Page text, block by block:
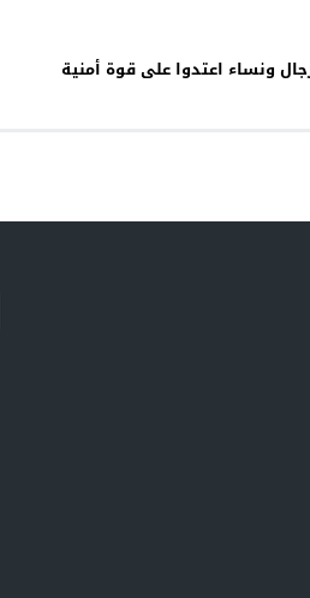
ونساء اعتدوا على قوة أمنية